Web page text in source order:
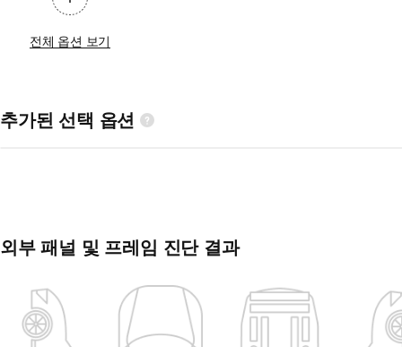
전체 옵션 보기
추가된 선택 옵션
외부 패널 및 프레임 진단 결과